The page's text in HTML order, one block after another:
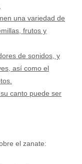
una variedad de
frutos y
de sonidos, y
así como el
canto puede ser
el zanate: